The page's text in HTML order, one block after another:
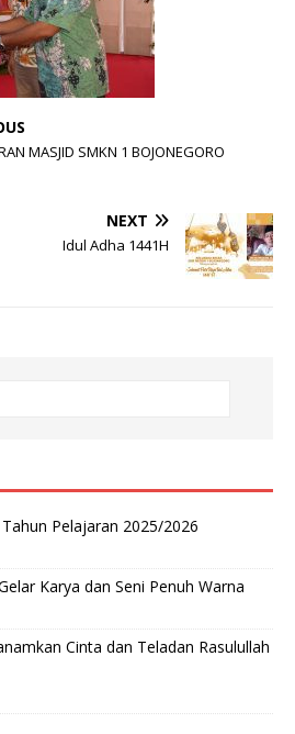
MASJID SMKN 1 BOJONEGORO
NEXT
Idul Adha 1441H
Pelajaran 2025/2026
Karya dan Seni Penuh Warna
Cinta dan Teladan Rasulullah